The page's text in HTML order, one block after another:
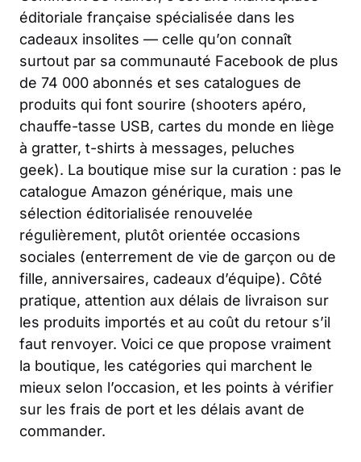
éditoriale française spécialisée dans les
cadeaux insolites — celle qu’on connaît
surtout par sa communauté Facebook de plus
de 74 000 abonnés et ses catalogues de
produits qui font sourire (shooters apéro,
chauffe-tasse USB, cartes du monde en liège
à gratter, t-shirts à messages, peluches
geek). La boutique mise sur la curation : pas le
catalogue Amazon générique, mais une
sélection éditorialisée renouvelée
régulièrement, plutôt orientée occasions
sociales (enterrement de vie de garçon ou de
fille, anniversaires, cadeaux d’équipe). Côté
pratique, attention aux délais de livraison sur
les produits importés et au coût du retour s’il
faut renvoyer. Voici ce que propose vraiment
la boutique, les catégories qui marchent le
mieux selon l’occasion, et les points à vérifier
sur les frais de port et les délais avant de
commander.